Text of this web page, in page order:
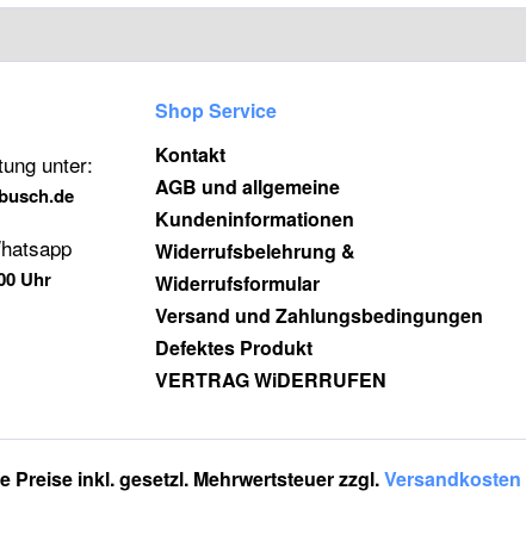
unter:
Uhr
Shop Service
Kontakt
AGB und allgemeine
Kundeninformationen
Widerrufsbelehrung &
Widerrufsformular
Versand und Zahlungsbedingungen
Defektes Produkt
VERTRAG WiDERRUFEN
Preise inkl. gesetzl. Mehrwertsteuer zzgl.Versandkosten